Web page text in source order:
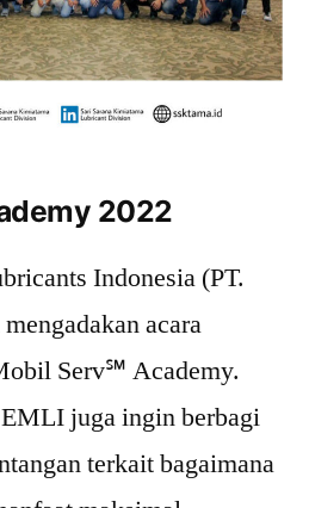
2022
Indonesia (PT.
acara
Serv℠ Academy.
juga ingin berbagi
terkait bagaimana